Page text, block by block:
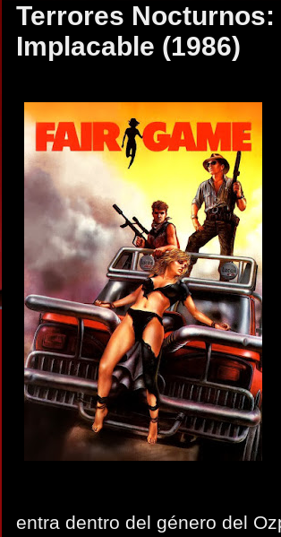
Terrores
Implacable (1986)
entra dentro del género del